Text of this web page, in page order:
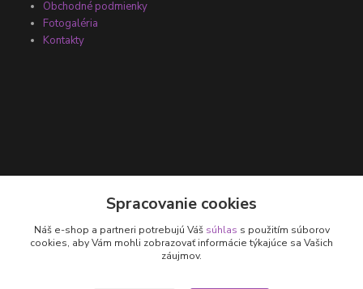
Obchodné podmienky
Fotogaléria
Kontakty
+421 905 531 251
Spracovanie cookies
Náš e-shop a partneri potrebujú Váš súhlas s použitím súborov
cookies, aby Vám mohli zobrazovať informácie týkajúce sa Vašich
záujmov.